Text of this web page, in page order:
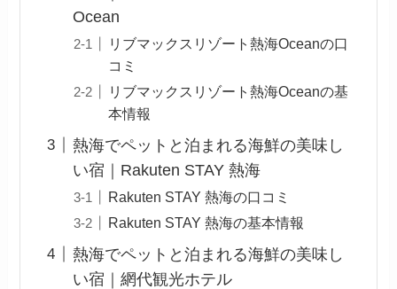
Ocean
リブマックスリゾート熱海Oceanの口
コミ
リブマックスリゾート熱海Oceanの基
本情報
熱海でペットと泊まれる海鮮の美味し
い宿｜Rakuten STAY 熱海
Rakuten STAY 熱海の口コミ
Rakuten STAY 熱海の基本情報
熱海でペットと泊まれる海鮮の美味し
い宿｜網代観光ホテル